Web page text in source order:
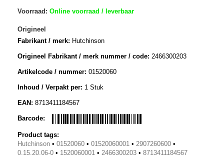
Voorraad: Online voorraad / leverbaar
Origineel
Fabrikant / merk: Hutchinson
Origineel Fabrikant / merk nummer / code: 2466300203
Artikelcode / nummer: 01520060
Inhoud / Verpakt per: 1 Stuk
EAN: 8713411184567
Barcode:
Product tags:
Hutchinson • 01520060 • 01520060001 • 2907260600 •
0.15.20.06-0 • 1520060001 • 2466300203 • 8713411184567